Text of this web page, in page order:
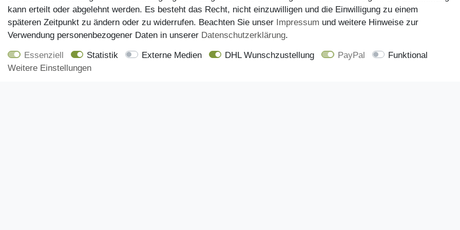
49,95 €
kann erteilt oder abgelehnt werden. Es besteht das Recht, nicht einzuwilligen und die Einwilligung zu einem
späteren Zeitpunkt zu ändern oder zu widerrufen. Beachten Sie unser Impressum und weitere Hinweise zur
Verwendung personenbezogener Daten in unserer Daten­schutz­erklärung.
Essenziell Statistik Externe Medien DHL Wunschzustellung PayPal
Funktional
Weitere Einstellungen